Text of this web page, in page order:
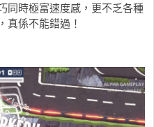
同時極富速度感，更不乏各種
真係不能錯過！